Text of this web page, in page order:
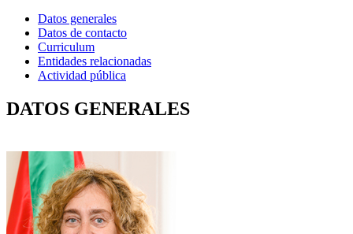
Datos generales
Datos de contacto
Curriculum
Entidades relacionadas
Actividad pública
DATOS GENERALES